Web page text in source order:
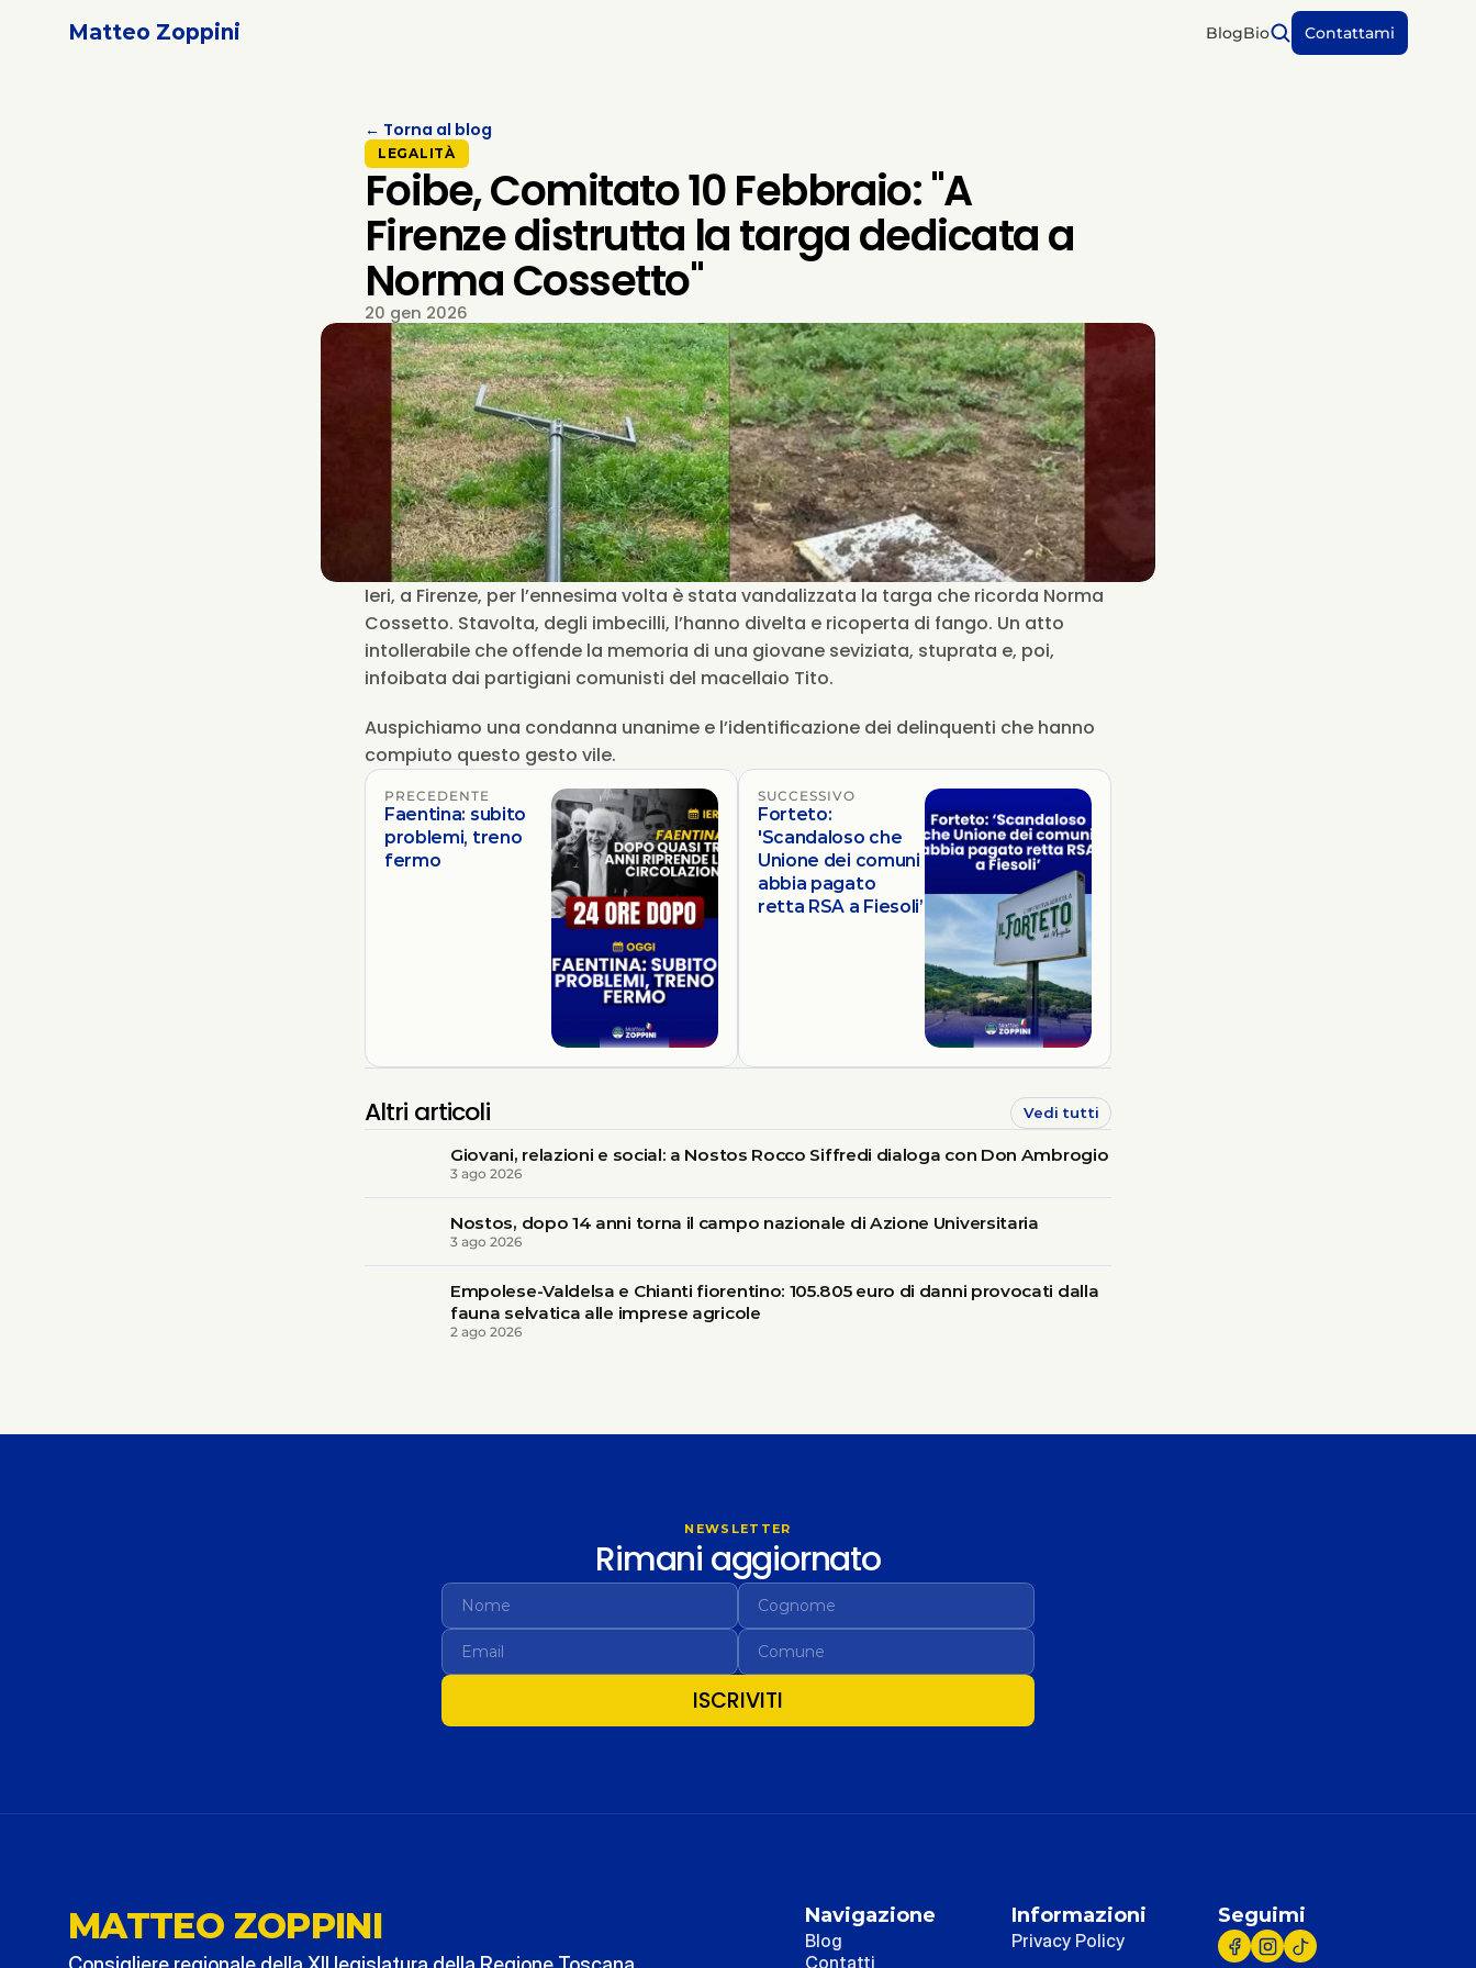
← Torna al blog
LEGALITÀ
Foibe, Comitato 10 Febbraio: "A
Firenze distrutta la targa dedicata a
Norma Cossetto"
20 gen 2026
Ieri, a Firenze, per l’ennesima volta è stata vandalizzata la targa che ricorda Norma
Cossetto. Stavolta, degli imbecilli, l’hanno divelta e ricoperta di fango. Un atto
intollerabile che offende la memoria di una giovane seviziata, stuprata e, poi,
infoibata dai partigiani comunisti del macellaio Tito.
Auspichiamo una condanna unanime e l’identificazione dei delinquenti che hanno
compiuto questo gesto vile.
PRECEDENTE
Faentina: subito
problemi, treno
fermo
SUCCESSIVO
Forteto:
'Scandaloso che
Unione dei comuni
abbia pagato
retta RSA a Fiesoli’
Altri articoli Vedi tutti
Giovani, relazioni e social: a Nostos Rocco Siffredi dialoga con Don Ambrogio
3 ago 2026
Nostos, dopo 14 anni torna il campo nazionale di Azione Universitaria
3 ago 2026
Empolese-Valdelsa e Chianti fiorentino: 105.805 euro di danni provocati dalla
fauna selvatica alle imprese agricole
2 ago 2026
NEWSLETTER
Rimani aggiornato
ISCRIVITI
MATTEO ZOPPINI Navigazione
Blog
Contatti
Informazioni
Privacy Policy
Seguimi
Matteo Zoppini BlogBio Contattami